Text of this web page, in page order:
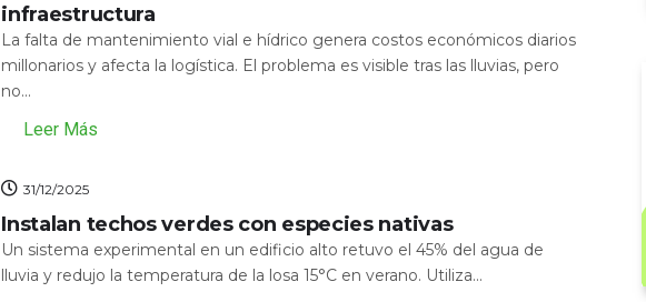
infraestructura
La falta de mantenimiento vial e hídrico genera costos económicos diarios
millonarios y afecta la logística. El problema es visible tras las lluvias, pero
no...
Leer Más
31/12/2025
Instalan techos verdes con especies nativas
Un sistema experimental en un edificio alto retuvo el 45% del agua de
lluvia y redujo la temperatura de la losa 15°C en verano. Utiliza...